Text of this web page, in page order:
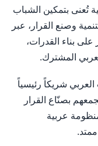
تُعنى بتمكين الشباب
وصنع القرار، عبر
بناء القدرات،
المشترك.
شريكاً رئيسياً
بصنّاع القرار
عربية